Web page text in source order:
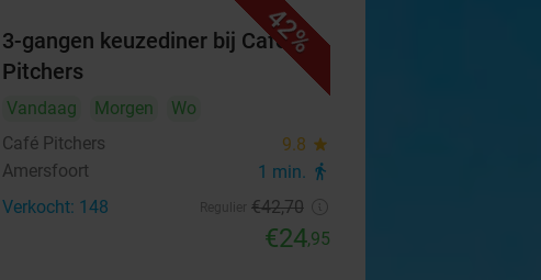
42%
3-gangen keuzediner bij Café
Pitchers
Vandaag Morgen
Wo
Café Pitchers
9.8 star
Amersfoort 1 min. directions_walk
Verkocht: 148 €42,70
€24,95